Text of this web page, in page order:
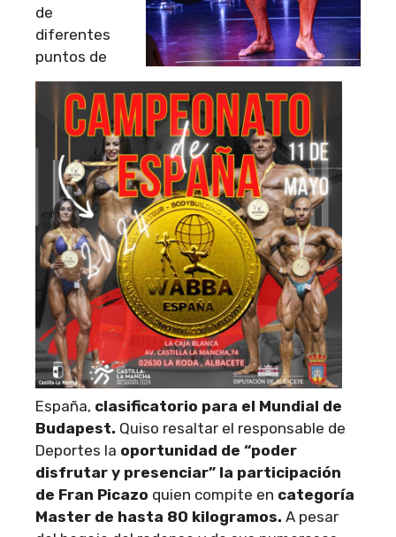
de
diferentes
puntos de
España, clasificatorio para el Mundial de
Budapest. Quiso resaltar el responsable de
Deportes la oportunidad de “poder
disfrutar y presenciar” la participación
de Fran Picazo quien compite en categoría
Master de hasta 80 kilogramos. A pesar